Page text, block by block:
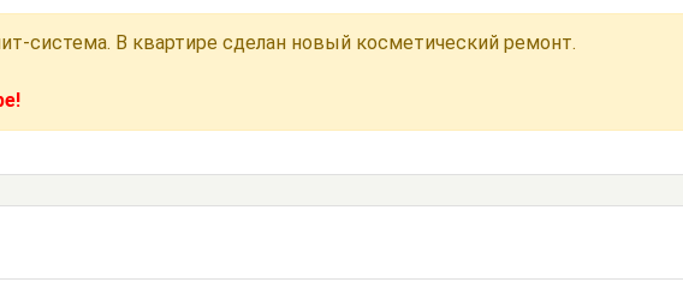
система. В квартире сделан новый косметический ремонт.